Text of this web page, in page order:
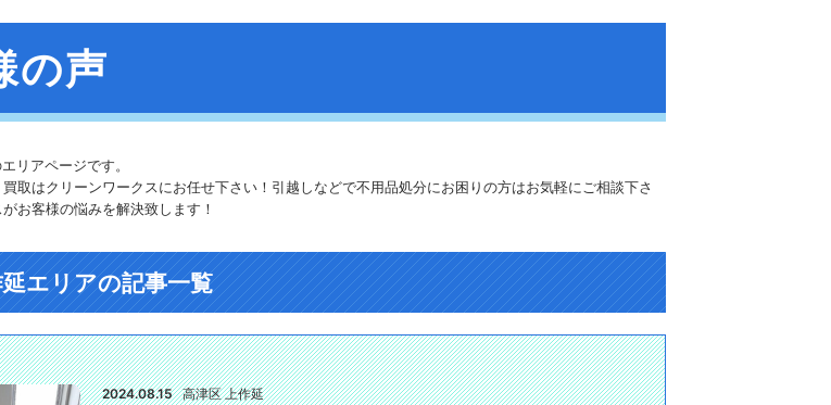
の声
リアページです。
取はクリーンワークスにお任せ下さい！引越しなどで不用品処分にお困りの方はお気軽にご相談下さ
お客様の悩みを解決致します！
エリアの記事一覧
2024.08.15 高津区 上作延